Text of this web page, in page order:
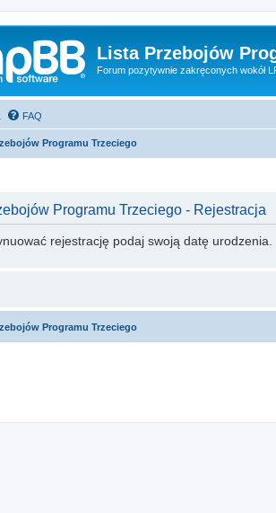
Lista Przebojów
Forum pozytywnie zakręconych wokół
FAQ
Programu Trzeciego
Programu Trzeciego - Rejestracja
rejestrację podaj swoją datę urodzenia.
Programu Trzeciego